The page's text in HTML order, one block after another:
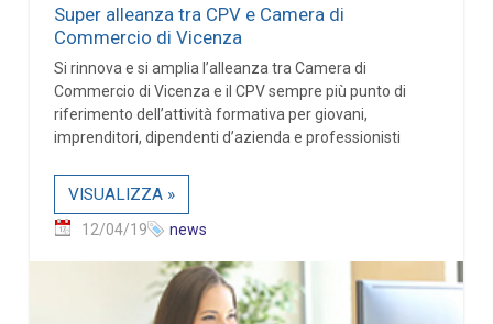
Super alleanza tra CPV e Camera di
Commercio di Vicenza
Si rinnova e si amplia l’alleanza tra Camera di
Commercio di Vicenza e il CPV sempre più punto di
riferimento dell’attività formativa per giovani,
imprenditori, dipendenti d’azienda e professionisti
VISUALIZZA »
12/04/19 news